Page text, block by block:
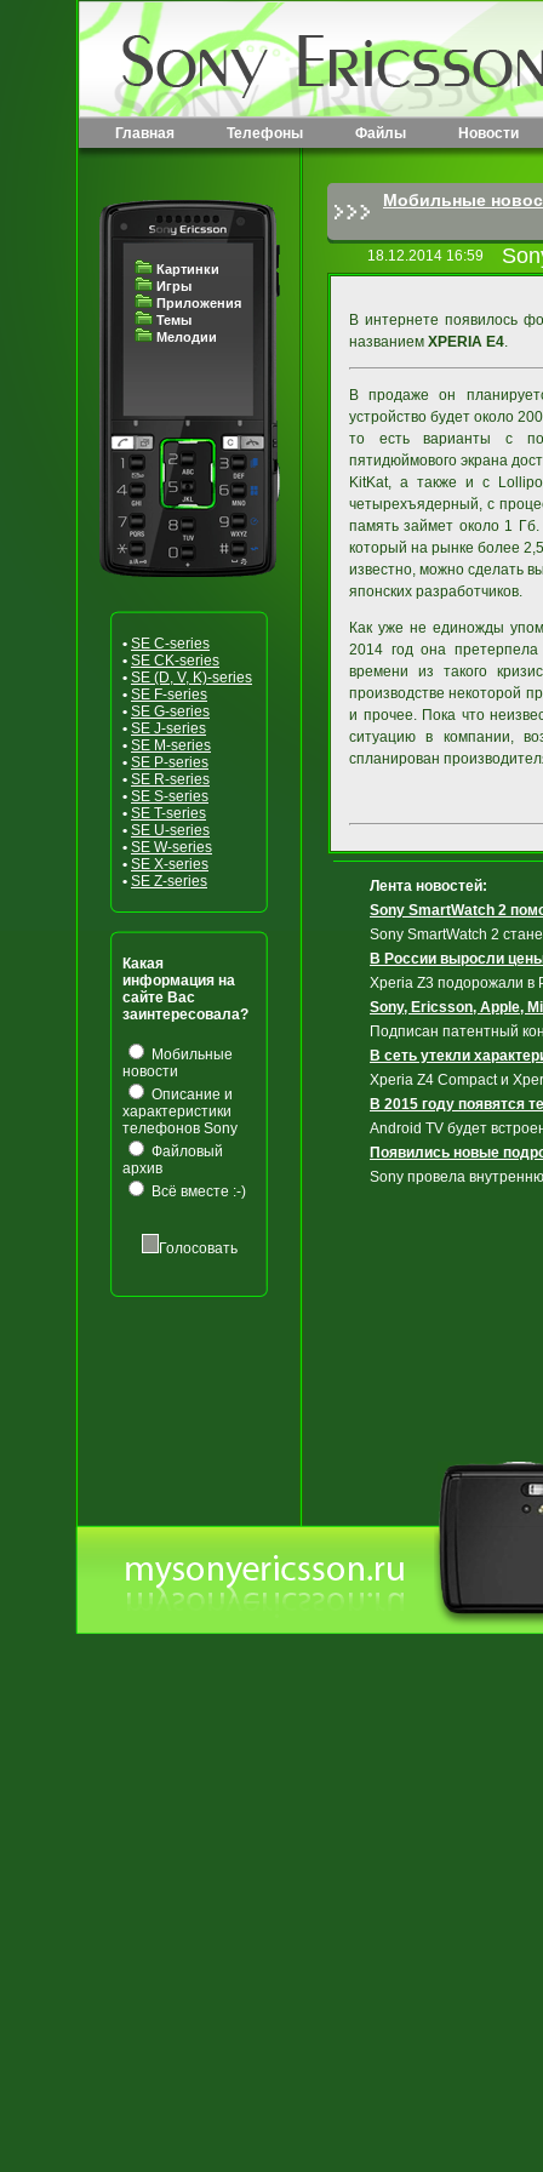
Главная Телефоны Файлы Новости
Картинки
Игры
Приложения
Темы
Мелодии
• SE C-series
• SE CK-series
• SE (D, V, K)-series
• SE F-series
• SE G-series
• SE J-series
• SE M-series
• SE P-series
• SE R-series
• SE S-series
• SE T-series
• SE U-series
• SE W-series
• SE X-series
• SE Z-series
Какая
информация на
сайте Вас
заинтересовала?
Мобильные
новости
Описание и
характеристики
телефонов Sony
Файловый
архив
Всё вместе :-)
Голосовать
Мобильные
18.12.2014 16:59
В интернете появилось
названием XPERIA E4.
В продаже он
устройство будет около
то есть варианты с
пятидюймового экрана
KitKat, а также и с
четырехъядерный, с
память займет около 1
который на рынке более
известно, можно сделать
японских разработчиков.
Как уже не единожды
2014 год она
времени из такого
производстве некоторой
и прочее. Пока что
ситуацию в компании,
спланирован
Лента новостей:
Sony SmartWatch 2
Sony SmartWatch 2
В России выросли
Xperia Z3 подорожали в
Sony, Ericsson, Apple,
Подписан патентный
В сеть утекли
Xperia Z4 Compact и
В 2015 году появятся
Android TV будет
Появились новые
Sony провела